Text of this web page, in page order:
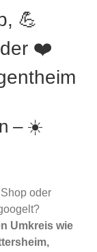
💪
❤️
– ☀️
oder
Umkreis wie